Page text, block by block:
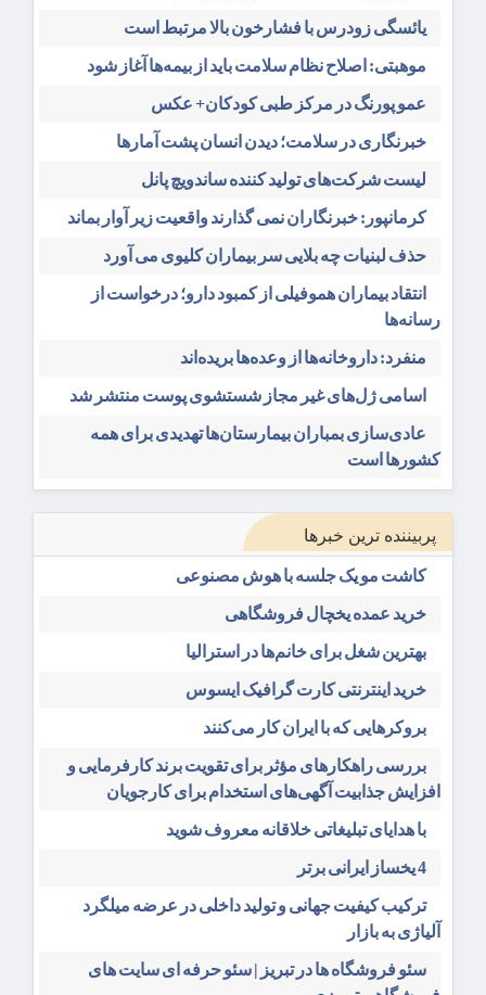
یائسگی زودرس با فشارخون بالا مرتبط است
موهبتی: اصلاح نظام سلامت باید از بیمه‌ها آغاز شود
عمو پورنگ در مرکز طبی کودکان+ عکس
خبرنگاری در سلامت؛ دیدن انسان پشت آمارها
لیست شرکت‌های تولید کننده ساندویچ پانل
کرمانپور: خبرنگاران نمی گذارند واقعیت زیر آوار بماند
حذف لبنیات چه بلایی سر بیماران کلیوی می آورد
انتقاد بیماران هموفیلی از کمبود دارو؛ درخواست از
رسانه‌ها
منفرد: داروخانه‌ها از وعده‌ها بریده‌اند
اسامی ژل‌های غیر مجاز شستشوی پوست منتشر شد
عادی‌سازی بمباران بیمارستان‌ها تهدیدی برای همه
کشورها است
پربیننده ترین خبرها
کاشت مو یک جلسه با هوش مصنوعی
خرید عمده یخچال فروشگاهی
بهترین شغل برای خانم‌ها در استرالیا
خرید اینترنتی کارت گرافیک ایسوس
بروکرهایی‌ که با ایران کار می‌کنند
بررسی راهکارهای مؤثر برای تقویت برند کارفرمایی و
افزایش جذابیت آگهی‌های استخدام برای کارجویان
با هدایای تبلیغاتی خلاقانه معروف شوید
4 یخساز ایرانی برتر
ترکیب کیفیت جهانی و تولید داخلی در عرضه میلگرد
آلیاژی به بازار
سئو فروشگاه‌ ها در تبریز | سئو حرفه ای سایت های